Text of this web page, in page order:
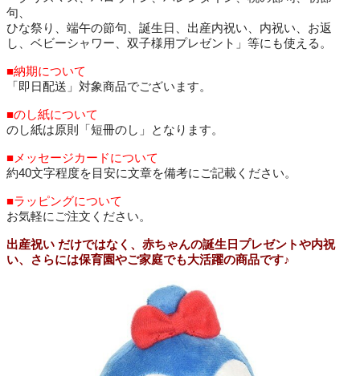
句、
ひな祭り、端午の節句、誕生日、出産内祝い、内祝い、お返
し、ベビーシャワー、双子様用プレゼント」等にも使える。
■納期について
「即日配送」対象商品でございます。
■のし紙について
のし紙は原則「短冊のし」となります。
■メッセージカードについて
約40文字程度を目安に文章を備考にご記載ください。
■ラッピングについて
お気軽にご注文ください。
出産祝い だけではなく、赤ちゃんの誕生日プレゼントや内祝
い、さらには保育園やご家庭でも大活躍の商品です♪